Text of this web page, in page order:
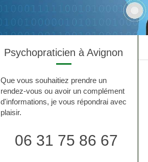
Psychopraticien à Avignon
Que vous souhaitiez prendre un
rendez-vous ou avoir un complément
d'informations, je vous répondrai avec
plaisir.
06 31 75 86 67